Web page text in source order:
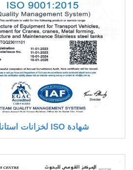
شهادة ISO لخزانات استانلس استيل